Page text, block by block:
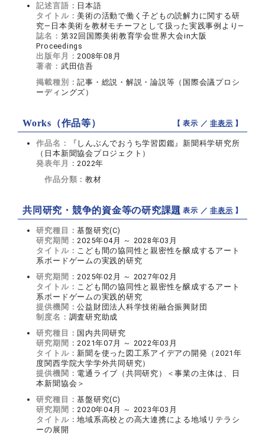
記述言語： 日本語
タイトル：美術の活動で働く子どもの読解力に関する研
究―日本美術を教材モチーフとして扱った実践事例より―
誌名： 第32回国際美術教育学会世界大会in大阪
Proceedings
出版年月： 2008年08月
著者： 武田信吾
掲載種別：記事・総説・解説・論説等（国際会議プロシ
ーディングズ）
Works（作品等） 【 表示 ／非表示 】
作品名：
『しんぶんでおうち学習図鑑』新聞科学研究所
（日本新聞協会プロジェクト）
発表年月： 2022年
作品分類：教材
共同研究・競争的資金等の研究課題【 表示 ／非表示 】
研究種目：基盤研究(C)
研究期間： 2025年04月 ～ 2028年03月
タイトル： こども間の協同性と親密性を醸成するアート
系ボードゲームの実践的研究
研究期間： 2025年02月 ～ 2027年02月
タイトル： こども間の協同性と親密性を醸成するアート
系ボードゲームの実践的研究
提供機関：公益財団法人科学技術融合振興財団
制度名： 調査研究助成
研究種目： 国内共同研究
研究期間： 2021年07月 ～ 2022年03月
タイトル： 新聞を使った図工系アイデアの開発（2021年
度関西学院大学学外共同研究）
提供機関： 電通ライブ（共同研究）＜事業の主体は、日
本新聞協会＞
研究種目：基盤研究(C)
研究期間： 2020年04月 ～ 2023年03月
タイトル：地域系高校との高大連携による地域リテラシ
ーの展開